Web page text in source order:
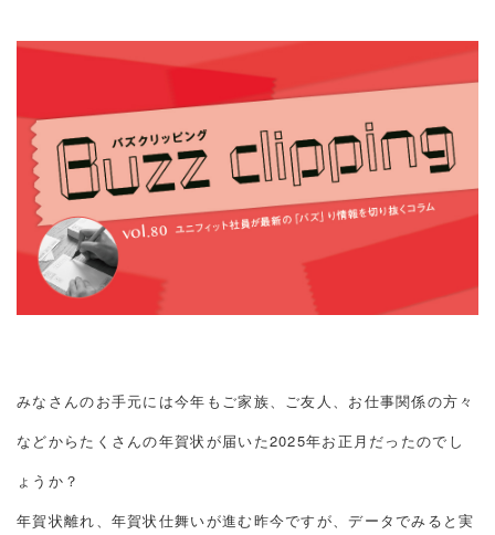
みなさんのお手元には今年もご家族、ご友人、お仕事関係の方々
などからたくさんの年賀状が届いた2025年お正月だったのでし
ょうか？
年賀状離れ、年賀状仕舞いが進む昨今ですが、データでみると実